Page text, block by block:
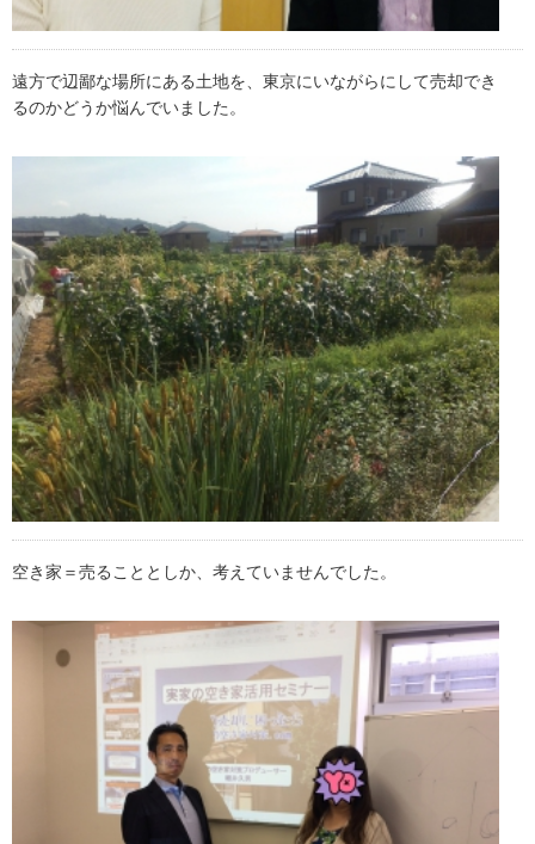
遠方で辺鄙な場所にある土地を、東京にいながらにして売却でき
るのかどうか悩んでいました。
空き家＝売ることとしか、考えていませんでした。